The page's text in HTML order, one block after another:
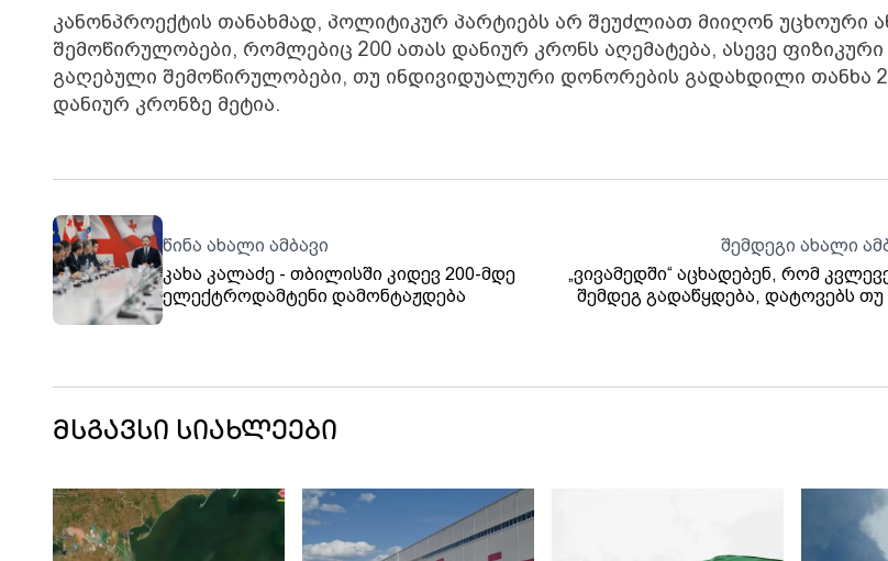
კანონპროექტის თანახმად, პოლიტიკურ პარტიებს არ შეუძლიათ მიიღონ უცხოური
შემოწირულობები, რომლებიც 200 ათას დანიურ კრონს აღემატება, ასევე ფიზიკური
გაღებული შემოწირულობები, თუ ინდივიდუალური დონორების გადახდილი თანხა
დანიურ კრონზე მეტია.
წინა ახალი ამბავი
კახა კალაძე - თბილისში კიდევ 200-მდე
ელექტროდამტენი დამონტაჟდება
შემდეგი ახალი
„ვივამედში“ აცხადებენ, რომ
შემდეგ გადაწყდება, დატოვებს
მზია ამაღლობელი
მსგავსი სიახლეები